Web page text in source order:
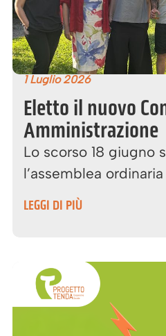
1 Luglio 2026
Eletto il nuovo
Amministrazione
Lo scorso 18 giugno
l’assemblea
LEGGI DI PIÙ